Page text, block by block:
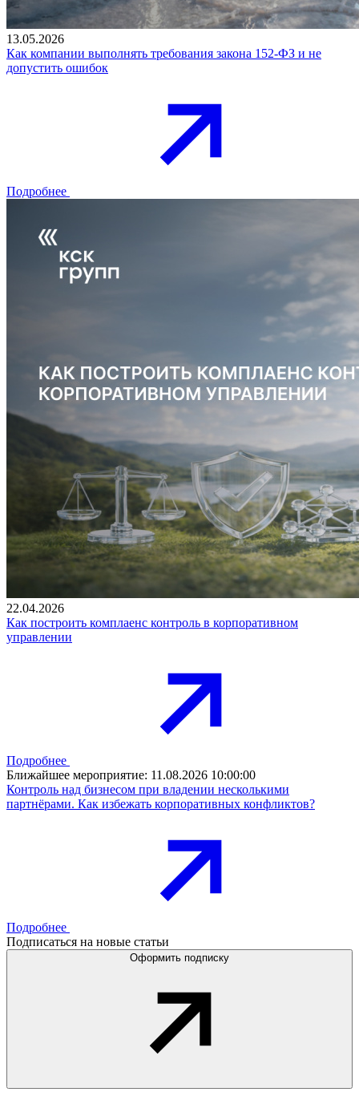
13.05.2026
Как компании выполнять требования закона 152-ФЗ и не
допустить ошибок
Подробнее
22.04.2026
Как построить комплаенс контроль в корпоративном
управлении
Подробнее
Ближайшее мероприятие: 11.08.2026 10:00:00
Контроль над бизнесом при владении несколькими
партнёрами. Как избежать корпоративных конфликтов?
Подробнее
Подписаться на новые статьи
Оформить подписку